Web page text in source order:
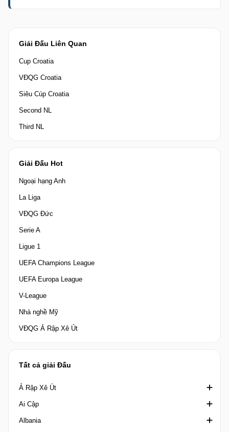
Giải Đấu Liên Quan
Cup Croatia
VĐQG Croatia
Siêu Cúp Croatia
Second NL
Third NL
Giải Đấu Hot
Ngoại hạng Anh
La Liga
VĐQG Đức
Serie A
Ligue 1
UEFA Champions League
UEFA Europa League
V-League
Nhà nghề Mỹ
VĐQG Ả Rập Xê Út
Tất cả giải Đấu
Ả Rập Xê Út
Crown Prince Cup Saudi Arabia
Division 1 Saudi Arabia
Ai Cập
Cúp quốc gia Ai Cập
Albania